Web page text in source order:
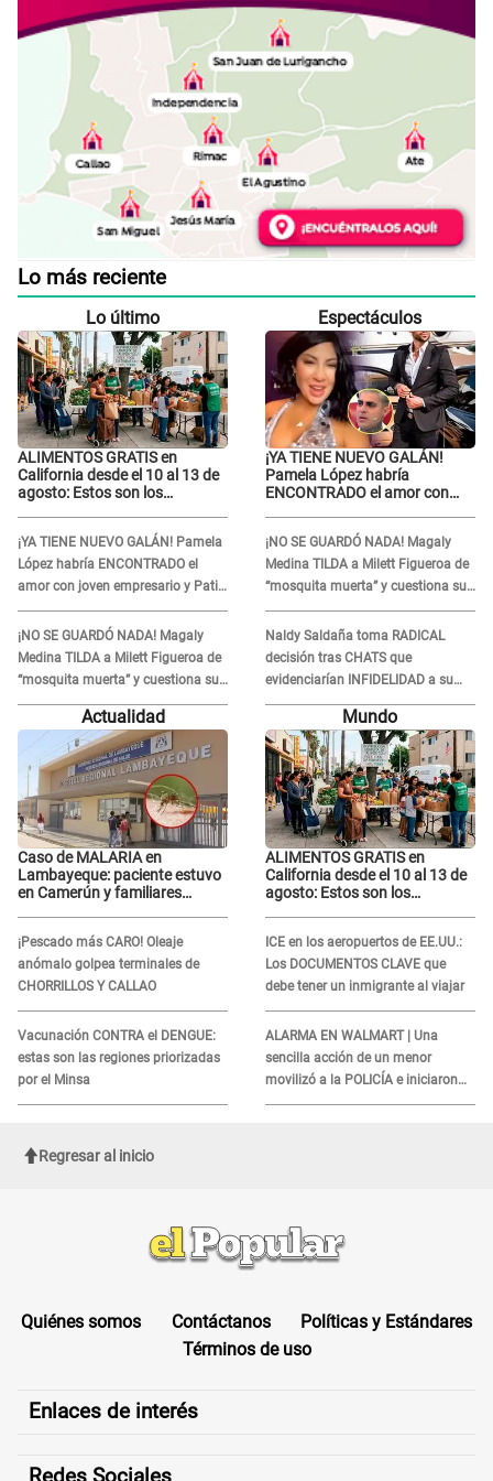
Lo más reciente
Lo último
ALIMENTOS GRATIS en
California desde el 10 al 13 de
agosto: Estos son los
¡YA TIENE NUEVO GALÁN! Pamela
López habría ENCONTRADO el
amor con joven empresario y Pati
Lorena la ECHA en VIVO
¡NO SE GUARDÓ NADA! Magaly
Medina TILDA a Milett Figueroa de
“mosquita muerta” y cuestiona su
RECONCILIACIÓN con Marcelo
Tinelli en TV argentina
Espectáculos
¡YA TIENE NUEVO GALÁN!
Pamela López habría
ENCONTRADO el amor con
¡NO SE GUARDÓ NADA! Magaly
Medina TILDA a Milett Figueroa de
“mosquita muerta” y cuestiona su
RECONCILIACIÓN con Marcelo
Tinelli en TV argentina
Naldy Saldaña toma RADICAL
decisión tras CHATS que
evidenciarían INFIDELIDAD a su
novio con animador de 'La Bella
Luz': "Un día..."
Actualidad
Caso de MALARIA en
Lambayeque: paciente estuvo
en Camerún y familiares
¡Pescado más CARO! Oleaje
anómalo golpea terminales de
CHORRILLOS Y CALLAO
Vacunación CONTRA el DENGUE:
estas son las regiones priorizadas
por el Minsa
Mundo
ALIMENTOS GRATIS en
California desde el 10 al 13 de
agosto: Estos son los
ICE en los aeropuertos de EE.UU.:
Los DOCUMENTOS CLAVE que
debe tener un inmigrante al viajar
ALARMA EN WALMART | Una
sencilla acción de un menor
movilizó a la POLICÍA e iniciaron
una investigación por lo hallado:
Regresar al inicio
Quiénes somos Contáctanos
Políticas y Estándares
Términos de uso
Enlaces de interés